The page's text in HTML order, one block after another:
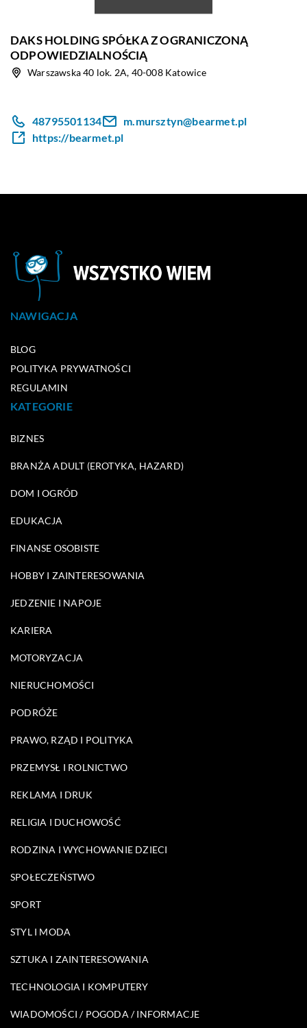
DAKS HOLDING SPÓŁKA Z OGRANICZONĄ
ODPOWIEDZIALNOŚCIĄ
Warszawska 40 lok. 2A, 40-008 Katowice
48795501134
m.mursztyn@bearmet.pl
https://bearmet.pl
NAWIGACJA
BLOG
POLITYKA PRYWATNOŚCI
REGULAMIN
KATEGORIE
BIZNES
BRANŻA ADULT (EROTYKA, HAZARD)
DOM I OGRÓD
EDUKACJA
FINANSE OSOBISTE
HOBBY I ZAINTERESOWANIA
JEDZENIE I NAPOJE
KARIERA
MOTORYZACJA
NIERUCHOMOŚCI
PODRÓŻE
PRAWO, RZĄD I POLITYKA
PRZEMYSŁ I ROLNICTWO
REKLAMA I DRUK
RELIGIA I DUCHOWOŚĆ
RODZINA I WYCHOWANIE DZIECI
SPOŁECZEŃSTWO
SPORT
STYL I MODA
SZTUKA I ZAINTERESOWANIA
TECHNOLOGIA I KOMPUTERY
WIADOMOŚCI / POGODA / INFORMACJE